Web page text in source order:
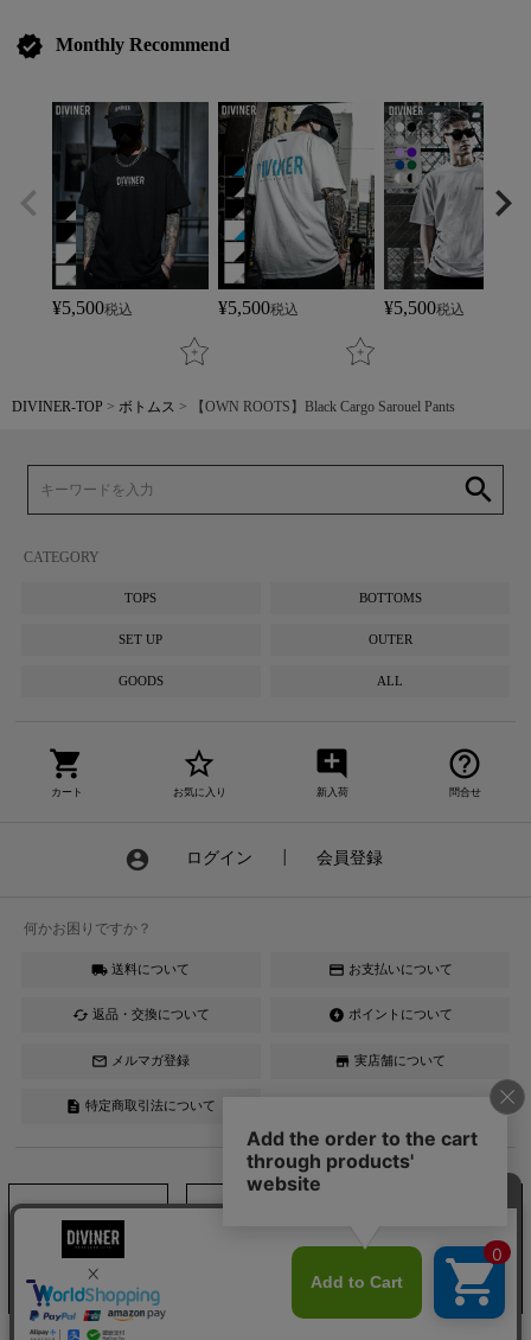
verified Monthly Recommend
¥5,500税込 ¥5,500税込 ¥5,500税込
DIVINER-TOP ボトムス 【OWN ROOTS】Black Cargo Sarouel Pants
search
CATEGORY
TOPS BOTTOMS
SET UP OUTER
GOODS ALL
shopping_cart
カート
star_border
お気に入り
add_comment
新入荷
help_outline
問合せ
account_circle ログイン 会員登録
何かお困りですか？
local_shipping 送料について credit_card お支払いについて
cached 返品・交換について offline_bolt ポイントについて
mail_outline メルマガ登録 store 実店舗について
description 特定商取引法について
Instagram YouTube